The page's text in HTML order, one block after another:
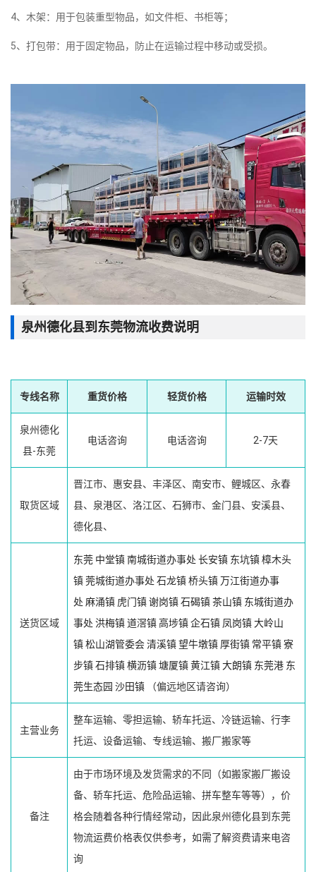
4、木架：用于包装重型物品，如文件柜、书柜等；
5、打包带：用于固定物品，防止在运输过程中移动或受损。
泉州德化县到东莞物流收费说明
专线名称 重货价格 轻货价格 运输时效
泉州德化
县-东莞
电话咨询 电话咨询 2-7天
取货区域
晋江市、惠安县、丰泽区、南安市、鲤城区、永春
县、泉港区、洛江区、石狮市、金门县、安溪县、
德化县、
送货区域
东莞 中堂镇南城街道办事处 长安镇 东坑镇樟木头
镇莞城街道办事处 石龙镇桥头镇万江街道办事
处 麻涌镇 虎门镇谢岗镇石碣镇茶山镇 东城街道办
事处 洪梅镇道滘镇高埗镇企石镇 凤岗镇大岭山
镇松山湖管委会清溪镇望牛墩镇 厚街镇 常平镇寮
步镇石排镇横沥镇塘厦镇黄江镇大朗镇 东莞港 东
莞生态园 沙田镇 （偏远地区请咨询）
主营业务
整车运输、零担运输、轿车托运、冷链运输、行李
托运、设备运输、专线运输、搬厂搬家等
备注
由于市场环境及发货需求的不同（如搬家搬厂搬设
备、轿车托运、危险品运输、拼车整车等等），价
格会随着各种行情经常动，因此泉州德化县到东莞
物流运费价格表仅供参考，如需了解资费请来电咨
询